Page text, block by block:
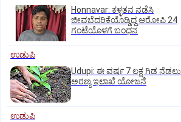
Honnavar: ಕಳ್ಳತನ ನಡೆಸಿ
ಜೀವಬೆದರಿಕೆಯೊಡ್ಡಿದ್ದ ಆರೋಪಿ 24
ಗಂಟೆಯೊಳಗೆ ಬಂಧನ
ಉಡುಪಿ
Udupi: ಈ ವರ್ಷ 7 ಲಕ್ಷ ಗಿಡ ನೆಡಲು
ಅರಣ್ಯ ಇಲಾಖೆ ಯೋಜನೆ
ಉಡುಪಿ